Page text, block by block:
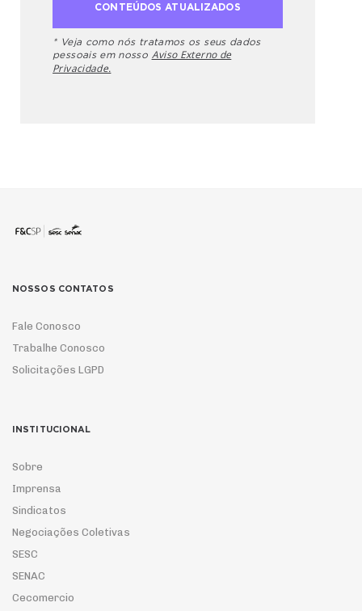
* Veja como nós tratamos os seus dados
pessoais em nosso Aviso Externo de
Privacidade.
NOSSOS CONTATOS
Fale Conosco
Trabalhe Conosco
Solicitações LGPD
INSTITUCIONAL
Sobre
Imprensa
Sindicatos
Negociações Coletivas
SESC
SENAC
Cecomercio